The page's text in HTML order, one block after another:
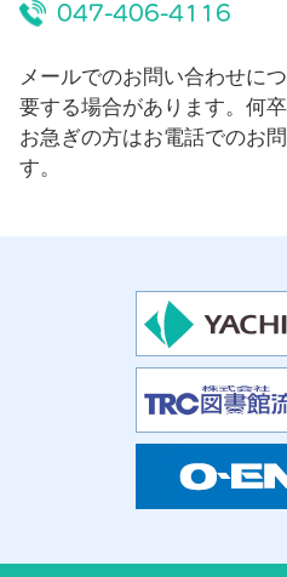
047-406-4116
メールでのお問い合わせに
要する場合があります。何
お急ぎの方はお電話でのお
す。